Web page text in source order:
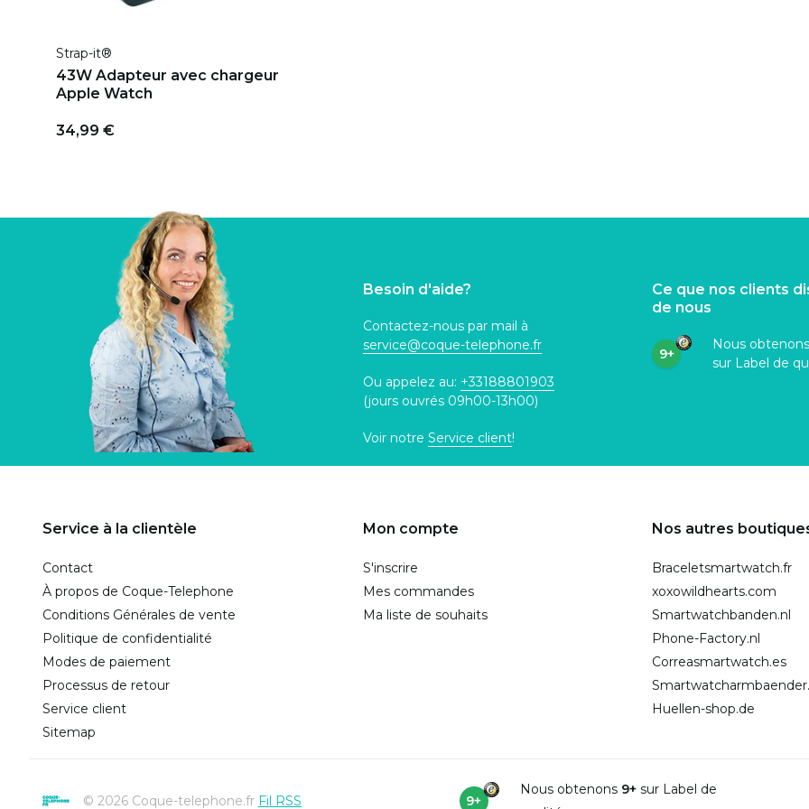
Strap-it®
43W Adapteur avec chargeur
Apple Watch
34,99 €
Besoin d'aide?
Contactez-nous par mail à
service@coque-telephone.fr
Ou appelez au: +33188801903
(jours ouvrés 09h00-13h00)
Voir notre Service client!
Ce que nos clients
de nous
9+
Nous
sur Label de
Service à la clientèle
Contact
À propos de Coque-Telephone
Conditions Générales de vente
Politique de confidentialité
Modes de paiement
Processus de retour
Service client
Sitemap
Mon compte
S'inscrire
Mes commandes
Ma liste de souhaits
Nos autres
Braceletsmartwatch.fr
xoxowildhearts.com
Smartwatchbanden.nl
Phone-Factory.nl
Correasmartwatch.es
Huellen-shop.de
© 2026 Coque-telephone.fr Fil RSS 9+
Nous obtenons 9+sur Label de